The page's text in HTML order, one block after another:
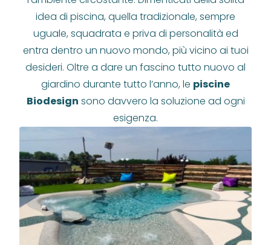
idea di piscina, quella tradizionale, sempre
uguale, squadrata e priva di personalità ed
entra dentro un nuovo mondo, più vicino ai tuoi
desideri. Oltre a dare un fascino tutto nuovo al
giardino durante tutto l’anno, le piscine
Biodesign sono davvero la soluzione ad ogni
esigenza.